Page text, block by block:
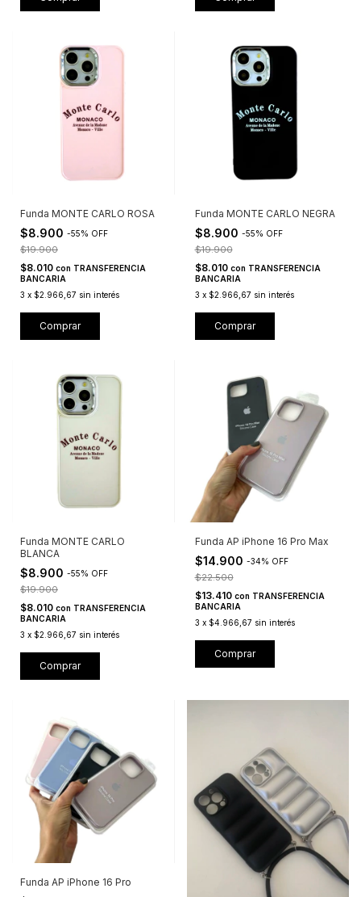
Funda MONTE CARLO ROSA
$8.900 -55% OFF
$19.900
$8.010 con TRANSFERENCIA
BANCARIA
3 x $2.966,67 sin interés
Comprar
Funda MONTE CARLO NEGRA
$8.900 -55% OFF
$19.900
$8.010 con TRANSFERENCIA
BANCARIA
3 x $2.966,67 sin interés
Comprar
Funda MONTE CARLO
BLANCA
$8.900 -55% OFF
$19.900
$8.010 con TRANSFERENCIA
BANCARIA
3 x $2.966,67 sin interés
Comprar
Funda AP iPhone 16 Pro Max
$14.900 -34% OFF
$22.500
$13.410 con TRANSFERENCIA
BANCARIA
3 x $4.966,67 sin interés
Comprar
Funda AP iPhone 16 Pro